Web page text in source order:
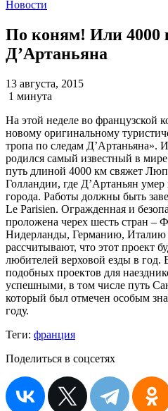
Новости
По коням! Или 4000
Д’Артаньяна
13 августа, 2015
1 минута
На этой неделе во французской
новому оригинальному
тропа по следам Д’Артаньяна».
родился самый известный в
путь длиной 4000 км свяжет
Голландии, где Д’Артаньян
города. Работы должны быть
Le Parisien. Огражденная и
проложена черех шесть стран –
Нидерланды, Германию,
рассчитывают, что этот проект
любителей верховой езды в год.
подобных проектов для
успешными, в том числе путь
который был отмечен особым
году.
Теги: франция
Поделиться в соцсетях